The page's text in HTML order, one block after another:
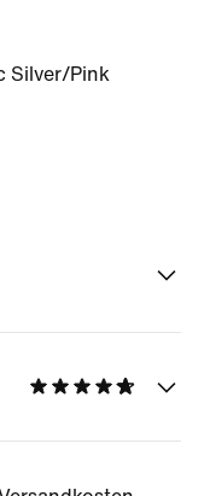
Silver/Pink